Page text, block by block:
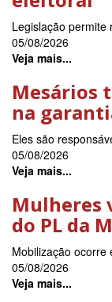
Legislação permite
05/08/2026
Veja mais...
na
Eles são
05/08/2026
Veja mais...
Mulheres
do PL da
Mobilização ocorre
05/08/2026
Veja mais...